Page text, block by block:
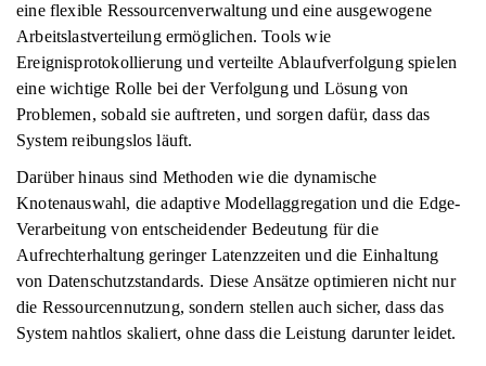
eine flexible Ressourcenverwaltung und eine ausgewogene
Arbeitslastverteilung ermöglichen. Tools wie
Ereignisprotokollierung und verteilte Ablaufverfolgung spielen
eine wichtige Rolle bei der Verfolgung und Lösung von
Problemen, sobald sie auftreten, und sorgen dafür, dass das
System reibungslos läuft.
Darüber hinaus sind Methoden wie die dynamische
Knotenauswahl, die adaptive Modellaggregation und die Edge-
Verarbeitung von entscheidender Bedeutung für die
Aufrechterhaltung geringer Latenzzeiten und die Einhaltung
von Datenschutzstandards. Diese Ansätze optimieren nicht nur
die Ressourcennutzung, sondern stellen auch sicher, dass das
System nahtlos skaliert, ohne dass die Leistung darunter leidet.